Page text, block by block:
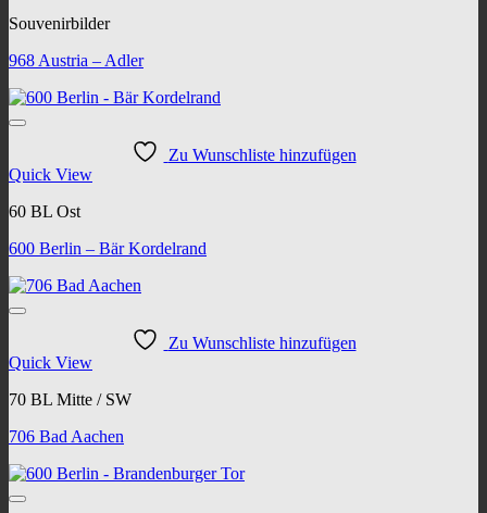
Souvenirbilder
968 Austria – Adler
Zu Wunschliste hinzufügen
Quick View
60 BL Ost
600 Berlin – Bär Kordelrand
Zu Wunschliste hinzufügen
Quick View
70 BL Mitte / SW
706 Bad Aachen